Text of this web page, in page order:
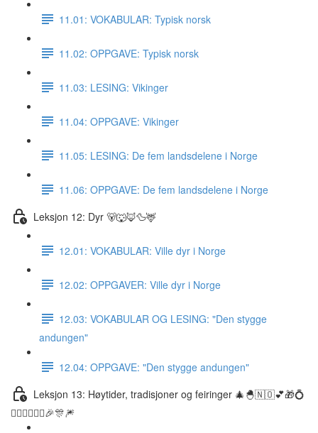
11.01: VOKABULAR: Typisk norsk
11.02: OPPGAVE: Typisk norsk
11.03: LESING: Vikinger
11.04: OPPGAVE: Vikinger
11.05: LESING: De fem landsdelene i Norge
11.06: OPPGAVE: De fem landsdelene i Norge
Leksjon 12: Dyr 🐻🐺🦊🦆🦌
12.01: VOKABULAR: Ville dyr i Norge
12.02: OPPGAVER: Ville dyr i Norge
12.03: VOKABULAR OG LESING: "Den stygge
andungen"
12.04: OPPGAVE: "Den stygge andungen"
Leksjon 13: Høytider, tradisjoner og feiringer 🎄🐣🇳🇴💕🎁💍
👰🏼‍♀️🤵🏽‍♂️🎉🎊🎆